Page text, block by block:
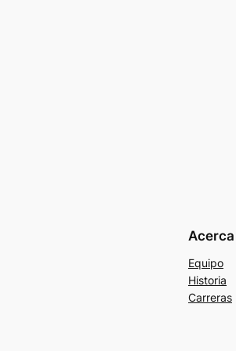
Equipo
Historia
Carreras